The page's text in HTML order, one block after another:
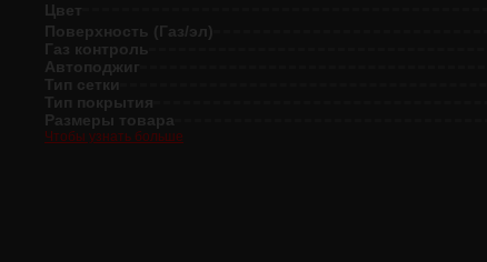
Цвет
Поверхность (Газ/эл)
Газ контроль
Автоподжиг
Тип сетки
Тип покрытия
Размеры товара
Чтобы узнать больше